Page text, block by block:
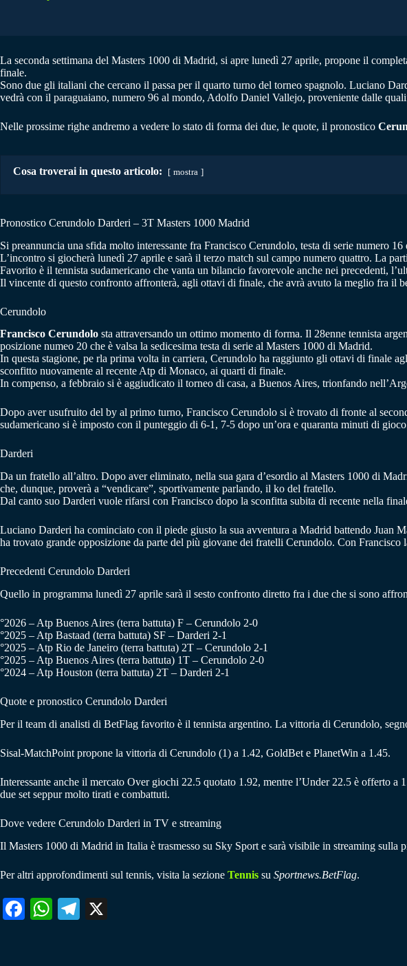
La seconda settimana del Masters 1000 di Madrid, si apre lunedì 27 aprile, propone il
finale.
Sono due gli italiani che cercano il passa per il quarto turno del torneo spagnolo. Luciano
vedrà con il paraguaiano, numero 96 al mondo, Adolfo Daniel Vallejo, proveniente dalle
Nelle prossime righe andremo a vedere lo stato di forma dei due, le quote, il pronostico
Cosa troverai in questo articolo: mostra
Pronostico Cerundolo Darderi – 3T Masters 1000 Madrid
Si preannuncia una sfida molto interessante fra Francisco Cerundolo, testa di serie numero
L’incontro si giocherà lunedì 27 aprile e sarà il terzo match sul campo numero quattro. La
Favorito è il tennista sudamericano che vanta un bilancio favorevole anche nei precedenti,
Il vincente di questo confronto affronterà, agli ottavi di finale, che avrà avuto la meglio fra il
Cerundolo
Francisco Cerundolo sta attraversando un ottimo momento di forma. Il 28enne tennista
posizione numeo 20 che è valsa la sedicesima testa di serie al Masters 1000 di Madrid.
In questa stagione, pe rla prima volta in carriera, Cerundolo ha raggiunto gli ottavi di finale
sconfitto nuovamente al recente Atp di Monaco, ai quarti di finale.
In compenso, a febbraio si è aggiudicato il torneo di casa, a Buenos Aires, trionfando
Dopo aver usufruito del by al primo turno, Francisco Cerundolo si è trovato di fronte al
sudamericano si è imposto con il punteggio di 6-1, 7-5 dopo un’ora e quaranta minuti di
Darderi
Da un fratello all’altro. Dopo aver eliminato, nella sua gara d’esordio al Masters 1000 di
che, dunque, proverà a “vendicare”, sportivamente parlando, il ko del fratello.
Dal canto suo Darderi vuole rifarsi con Francisco dopo la sconfitta subita di recente nella
Luciano Darderi ha cominciato con il piede giusto la sua avventura a Madrid battendo Juan
ha trovato grande opposizione da parte del più giovane dei fratelli Cerundolo. Con Francisco
Precedenti Cerundolo Darderi
Quello in programma lunedì 27 aprile sarà il sesto confronto diretto fra i due che si sono
°2026 – Atp Buenos Aires (terra battuta) F – Cerundolo 2-0
°2025 – Atp Bastaad (terra battuta) SF – Darderi 2-1
°2025 – Atp Rio de Janeiro (terra battuta) 2T – Cerundolo 2-1
°2025 – Atp Buenos Aires (terra battuta) 1T – Cerundolo 2-0
°2024 – Atp Houston (terra battuta) 2T – Darderi 2-1
Quote e pronostico Cerundolo Darderi
Per il team di analisti di BetFlag favorito è il tennista argentino. La vittoria di Cerundolo,
Sisal-MatchPoint propone la vittoria di Cerundolo (1) a 1.42, GoldBet e PlanetWin a 1.45.
Interessante anche il mercato Over giochi 22.5 quotato 1.92, mentre l’Under 22.5 è offerto
due set seppur molto tirati e combattuti.
Dove vedere Cerundolo Darderi in TV e streaming
Il Masters 1000 di Madrid in Italia è trasmesso su Sky Sport e sarà visibile in streaming sulla
Per altri approfondimenti sul tennis, visita la sezione Tennis su Sportnews.BetFlag.
Fa W
Te